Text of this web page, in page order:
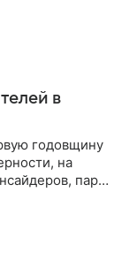
в
годовщину
на
пара